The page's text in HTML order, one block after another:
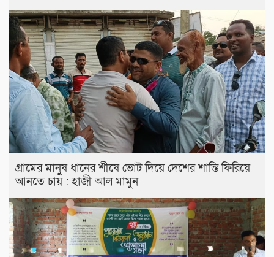
গ্রামের মানুুষ ধানের শীষে ভোট দিয়ে দেশের শান্তি ফিরিয়ে
আনতে চায় : হাজী আল মামুন